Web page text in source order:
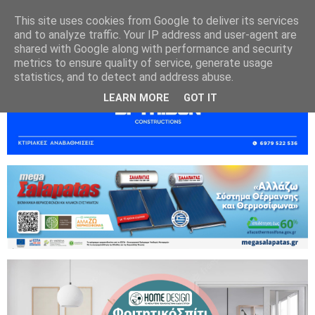
This site uses cookies from Google to deliver its services
and to analyze traffic. Your IP address and user-agent are
shared with Google along with performance and security
metrics to ensure quality of service, generate usage
statistics, and to detect and address abuse.
LEARN MORE GOT IT